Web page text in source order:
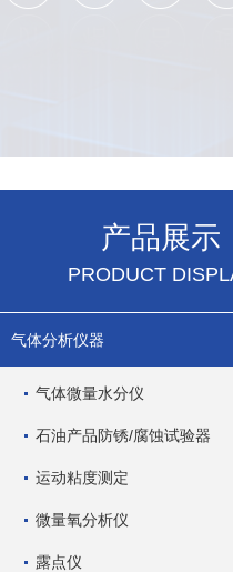
产品展示
PRODUCT
气体分析仪器
气体微量水分仪
石油产品防锈/腐蚀试验器
运动粘度测定
微量氧分析仪
露点仪